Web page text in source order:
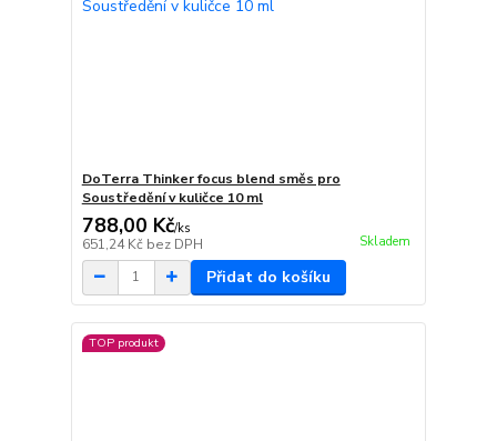
DoTerra Thinker focus blend směs pro
Soustředění v kuličce 10 ml
788,00 Kč/ks
651,24 Kč bez DPH Skladem
Přidat do košíku
TOP produkt